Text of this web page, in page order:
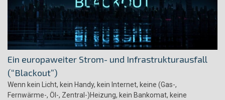
Ein europaweiter Strom- und Infrastrukturausfall
(“Blackout”)
Wenn kein Licht, kein Handy, kein Internet, keine (Gas-,
Fernwärme-, Öl-, Zentral-)Heizung, kein Bankomat, keine